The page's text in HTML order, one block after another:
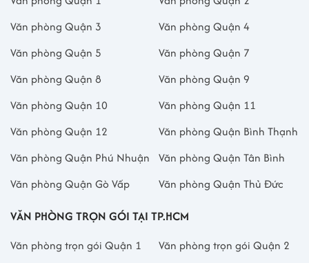
Văn phòng Quận 3
Văn phòng Quận 4
Văn phòng Quận 5
Văn phòng Quận 7
Văn phòng Quận 8
Văn phòng Quận 9
Văn phòng Quận 10
Văn phòng Quận 11
Văn phòng Quận 12
Văn phòng Quận Bình Thạnh
Văn phòng Quận Phú Nhuận
Văn phòng Quận Tân Bình
Văn phòng Quận Gò Vấp
Văn phòng Quận Thủ Đức
VĂN PHÒNG TRỌN GÓI TẠI TP.HCM
Văn phòng trọn gói Quận 1
Văn phòng trọn gói Quận 2